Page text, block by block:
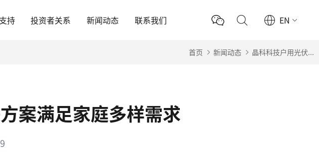
持 投资者关系 新闻动态 联系我们 EN
首页 新闻动态 晶科科技户用光伏...
案满足家庭多样需求